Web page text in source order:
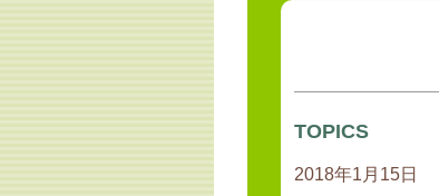
TOPICS
2018年1月15日